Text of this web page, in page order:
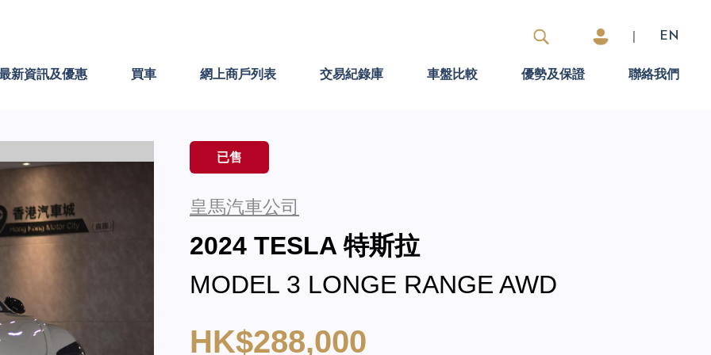
EN
新資訊及優惠 買車 網上商戶列表 交易紀錄庫 車盤比較 優勢及保證 聯絡我們
已售
皇馬汽車公司
2024 TESLA 特斯拉
MODEL 3 LONGE RANGE AWD
HK$288,000